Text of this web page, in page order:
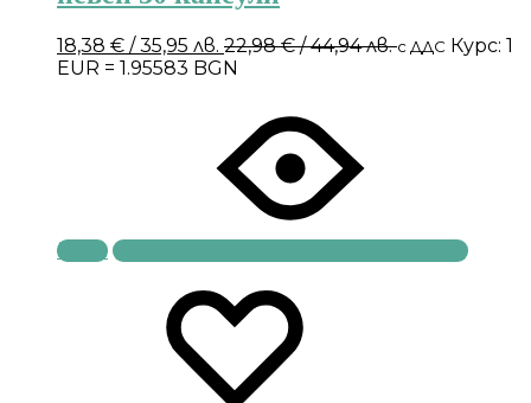
18,38 € / 35,95 лв. 22,98€/ 44,94 лв.с ДДС Курс: 1
EUR = 1.95583 BGN
Купи